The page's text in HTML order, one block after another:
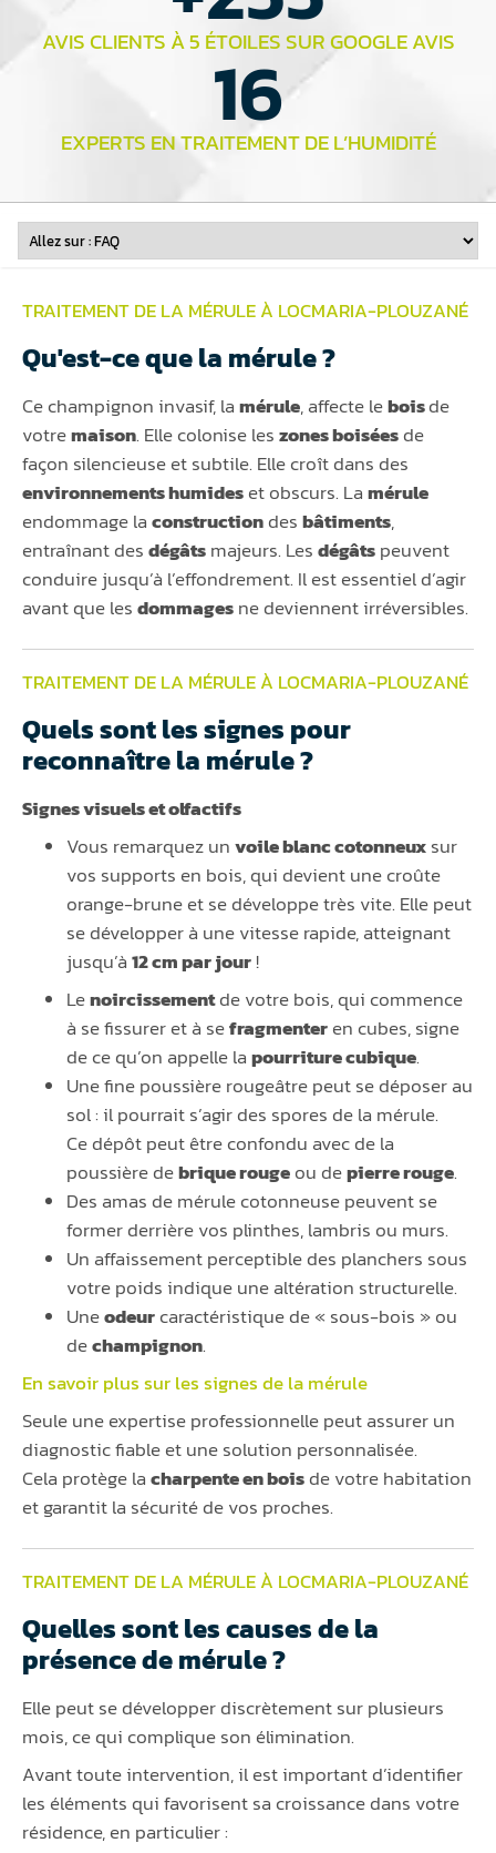
AVIS CLIENTS À 5 ÉTOILES SUR GOOGLE AVIS
EXPERTS EN TRAITEMENT DE L’HUMIDITÉ
16
TRAITEMENT DE LA MÉRULE À LOCMARIA-PLOUZANÉ
Qu'est-ce que la mérule ?
Ce champignon invasif, lamérule, affecte leboisde
votremaison. Elle colonise leszones boiséesde
façon silencieuse et subtile. Elle croît dans des
environnements humideset obscurs. Lamérule
endommage laconstructiondesbâtiments,
entraînant desdégâtsmajeurs. Lesdégâtspeuvent
conduire jusqu’à l’effondrement. Il est essentiel d’agir
avant que lesdommagesne deviennent irréversibles.
TRAITEMENT DE LA MÉRULE À LOCMARIA-PLOUZANÉ
Quels sont les signes pour
reconnaître la mérule ?
Signes visuels et olfactifs
Vous remarquez unvoile blanc cotonneuxsur
vos supports en bois, qui devient une croûte
orange-brune et se développe très vite. Elle peut
se développer à une vitesse rapide, atteignant
jusqu’à12 cm par jour!
Lenoircissementde votre bois, qui commence
à se fissurer et à sefragmenteren cubes, signe
de ce qu’on appelle lapourriture cubique.
Une fine poussière rougeâtre peut se déposer au
sol : il pourrait s’agir des spores de la mérule.
Ce dépôt peut être confondu avec de la
poussière debrique rougeou depierre rouge.
Des amas de mérule cotonneuse peuvent se
former derrière vos plinthes, lambris ou murs.
Un affaissement perceptible des planchers sous
votre poids indique une altération structurelle.
Uneodeurcaractéristique de « sous-bois » ou
dechampignon.
En savoir plus sur les signes de lamérule
Seule une expertise professionnelle peut assurer un
diagnostic fiable et une solution personnalisée.
Cela protège lacharpente en boisde votre habitation
et garantit la sécurité de vos proches.
TRAITEMENT DE LA MÉRULE À LOCMARIA-PLOUZANÉ
Quelles sont les causes de la
présence de mérule ?
Elle peut se développer discrètement sur plusieurs
mois, ce qui complique son élimination.
Avant toute intervention, il est important d’identifier
les éléments qui favorisent sa croissance dans votre
résidence, en particulier :